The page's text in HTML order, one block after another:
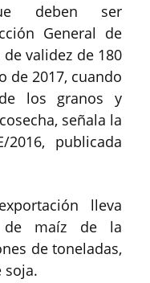
deben ser
General de
validez de 180
de 2017, cuando
los granos y
señala la
publicada
lleva
de maíz de la
de toneladas,
soja.